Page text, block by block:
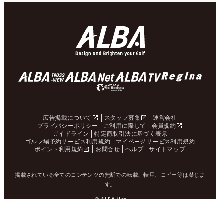
広告掲載について スタッフ募集
運営会社
プライバシーポリシー
ご利用に際して
会員規約
ガイドライン
特定商取引法に基づく表示
ゴルフ場予約サービス利用規約
マイページサービス利用規約
ポイント利用規約
お問合せ ヘルプ サイトマップ
掲載されている全てのコンテンツの無断での転載、転用、コピー等は禁じま
す。